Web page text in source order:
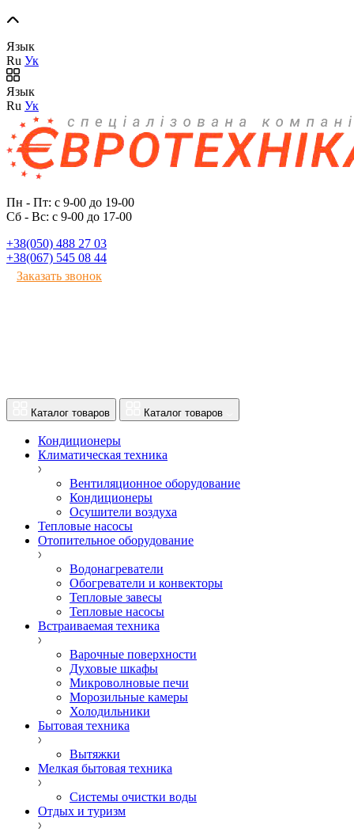
Язык
Ru Ук
Язык
Ru Ук
Пн - Пт: с 9-00 до 19-00
Сб - Вс: с 9-00 до 17-00
+38(050) 488 27 03
+38(067) 545 08 44
Заказать звонок
Каталог товаров Каталог товаров
Кондиционеры
Климатическая техника
Вентиляционное оборудование
Кондиционеры
Осушители воздуха
Тепловые насосы
Отопительное оборудование
Водонагреватели
Обогреватели и конвекторы
Тепловые завесы
Тепловые насосы
Встраиваемая техника
Варочные поверхности
Духовые шкафы
Микроволновые печи
Морозильные камеры
Холодильники
Бытовая техника
Вытяжки
Мелкая бытовая техника
Системы очистки воды
Отдых и туризм